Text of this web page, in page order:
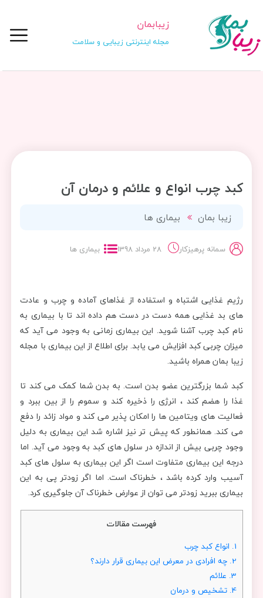
زیبابمان
مجله اینترنتی زیبایی و سلامت
کبد چرب انواع و علائم و درمان آن
زیبا بمان بیماری ها
سمانه پرهیزکار 28 مرداد 1398 بیماری ها
رژیم غذایی اشتباه و استفاده از غذاهای آماده و چرب و عادت
های بد غذایی همه دست در دست هم داده اند تا با بیماری به
نام کبد چرب آشنا شوید. این بیماری زمانی به وجود می آید که
میزان چربی کبد افزایش می یابد. برای اطلاع از این بیماری با مجله
زیبا بمان همراه باشید.
کبد شما بزرگترین عضو بدن است. به بدن شما کمک می کند تا
غذا را هضم کند ، انرژی را ذخیره کند و سموم را از بین ببرد و
فعالیت های ویتامین ها را امکان پذیر می کند و مواد زائد را دفع
می کند. همانطور که پیش تر نیز اشاره شد این بیماری به دلیل
وجود چربی بیش از اندازه در سلول های کبد به وجود می آید. اما
درجه این بیماری متفاوت است اگر این بیماری به سلول های کبد
آسیب وارد کرده باشد ، خطرناک است. اما اگر زودتر پی به این
بیماری ببرید زودتر می توان از عوارض خطرناک آن جلوگیری کرد.
فهرست مقالات
1. انواع کبد چرب
2. چه افرادی در معرض این بیماری قرار دارند؟
3. علائم
4. تشخیص و درمان